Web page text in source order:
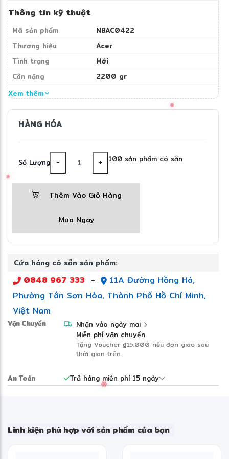
cao và SSD dung lượng lớn, mang đến trải
nghiệm sử dụng toàn diện cho công việc lẫn
giải trí.
ĐIỂM NỔI BẬT
nghiệp.
DLSS cho hiệu suất đồ họa vượt trội.
RAM 16GB DDR5:
nâng cấp trong tương lai.
cực nhanh.
Màn hình 16 inch WQXGA:Hiển thị sắc nét,
không gian làm việc rộng rãi.
Windows 11 Home:
cho công việc và giải trí.
Thông tin kỹ thuật
Mã sản phẩm
NBAC0422
Thương hiệu
Acer
Tình trạng
Mới
Cân nặng
2200 gr
Xem thêm
HÀNG HÓA
Số Lượng - + 100 sản phẩm có sẵn
Thêm Vào Giỏ Hàng
Mua Ngay
Cửa hàng có sẵn sản phẩm:
0848 967 333 -
11A Đường Hồng Hà,
Phường Tân Sơn Hòa, Thành Phố Hồ Chí Minh,
Việt Nam
Vận Chuyển
Nhận vào ngày mai
Miễn phí vận chuyển
Tặng Voucher ₫15.000 nếu đơn giao sau
thời gian trên.
An Toàn Trả hàng miễn phí 15 ngày
Linh kiện phù hợp với sản phẩm của bạn
❄